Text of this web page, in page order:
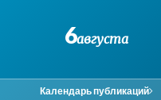
6августа
Календарь публикаций